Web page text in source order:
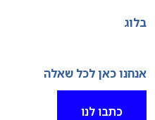
בלוג
אנחנו כאן לכל שאלה
כתבו לנו